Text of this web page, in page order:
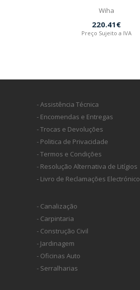
Wiha
220.41€
Preço Sujeito a IVA
- Assistência Técnica
- Encomendas e Entregas
- Trocas e Devoluções
- Politica de Privacidade
- Termos e Condições
- Resolução Alternativa de Litígios
- Livro de Reclamações Electrónico
- Canalização
- Carpintaria
- Construção Civil
- Jardinagem
- Oficinas Auto
- Serralharias